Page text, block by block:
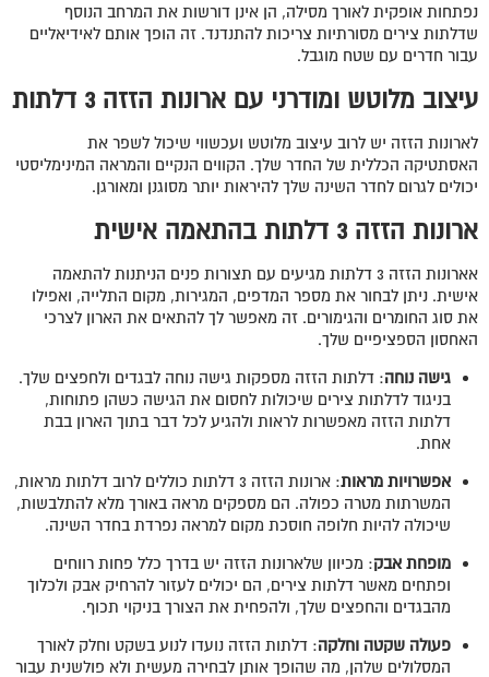
נפתחות אופקית לאורך מסילה, הן אינן דורשות את המרחב הנוסף
שדלתות צירים מסורתיות צריכות להתנדנד. זה הופך אותם לאידיאליים
עבור חדרים עם שטח מוגבל.
עיצוב מלוטש ומודרני עם ארונות הזזה 3 דלתות
לארונות הזזה יש לרוב עיצוב מלוטש ועכשווי שיכול לשפר את
האסתטיקה הכללית של החדר שלך. הקווים הנקיים והמראה המינימליסטי
יכולים לגרום לחדר השינה שלך להיראות יותר מסוגנן ומאורגן.
ארונות הזזה 3 דלתות בהתאמה אישית
אארונות הזזה 3 דלתות מגיעים עם תצורות פנים הניתנות להתאמה
אישית. ניתן לבחור את מספר המדפים, המגירות, מקום התלייה, ואפילו
את סוג החומרים והגימורים. זה מאפשר לך להתאים את הארון לצרכי
האחסון הספציפיים שלך.
גישה נוחה: דלתות הזזה מספקות גישה נוחה לבגדים ולחפצים שלך.
בניגוד לדלתות צירים שיכולות לחסום את הגישה כשהן פתוחות,
דלתות הזזה מאפשרות לראות ולהגיע לכל דבר בתוך הארון בבת
אחת.
אפשרויות מראות
: ארונות הזזה 3 דלתות כוללים לרוב דלתות מראות,
המשרתות מטרה כפולה. הם מספקים מראה באורך מלא להתלבשות,
שיכולה להיות חלופה חוסכת מקום למראה נפרדת בחדר השינה.
מופחת אבק: מכיוון שלארונות הזזה יש בדרך כלל פחות רווחים
ופתחים מאשר דלתות צירים, הם יכולים לעזור להרחיק אבק ולכלוך
מהבגדים והחפצים שלך, ולהפחית את הצורך בניקוי תכוף.
פעולה שקטה וחלקה: דלתות הזזה נועדו לנוע בשקט וחלק לאורך
המסלולים שלהן, מה שהופך אותן לבחירה מעשית ולא פולשנית עבור